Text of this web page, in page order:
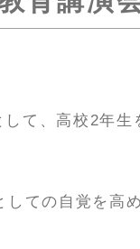
て、高校2年
ての自覚を高